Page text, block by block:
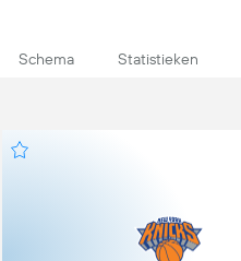
Schema Statistieken